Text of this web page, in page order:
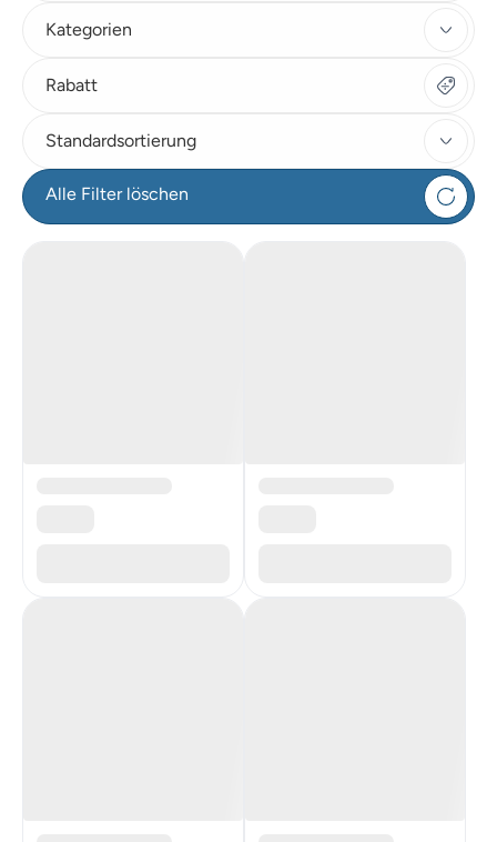
Kategorien
Rabatt
Standardsortierung
Alle Filter löschen